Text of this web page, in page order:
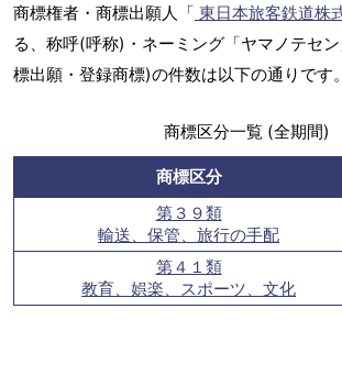
商標権者・商標出願人「 東日本旅客鉄道株
る、称呼(呼称)・ネーミング「ヤマノテセ
標出願・登録商標)の件数は以下の通りです。
商標区分一覧 (全期間)
商標区分
第３９類
輸送、保管、旅行の手配
第４１類
教育、娯楽、スポーツ、文化